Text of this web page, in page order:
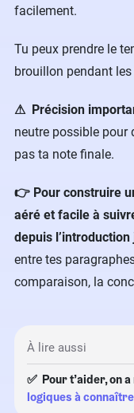
facilement.
Tu peux prendre le
brouillon pendant
⚠ ️ Précision
neutre possible pour
pas ta note finale.
👉 Pour construire
aéré et facile à
depuis l’introduction
entre tes
comparaison, la
À lire aussi
✅ Pour t’aider, on
logiques à